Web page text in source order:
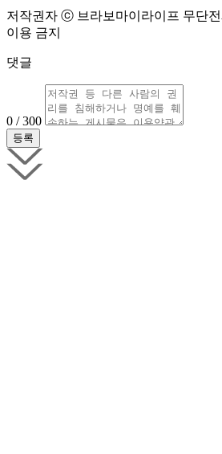
저작권자 ⓒ 브라보마이라이프 무단
이용 금지
댓글
0 / 300